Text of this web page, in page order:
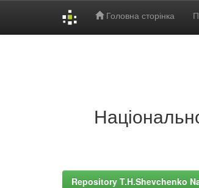
Головна сторінка
Repository T.H.Shevchenko